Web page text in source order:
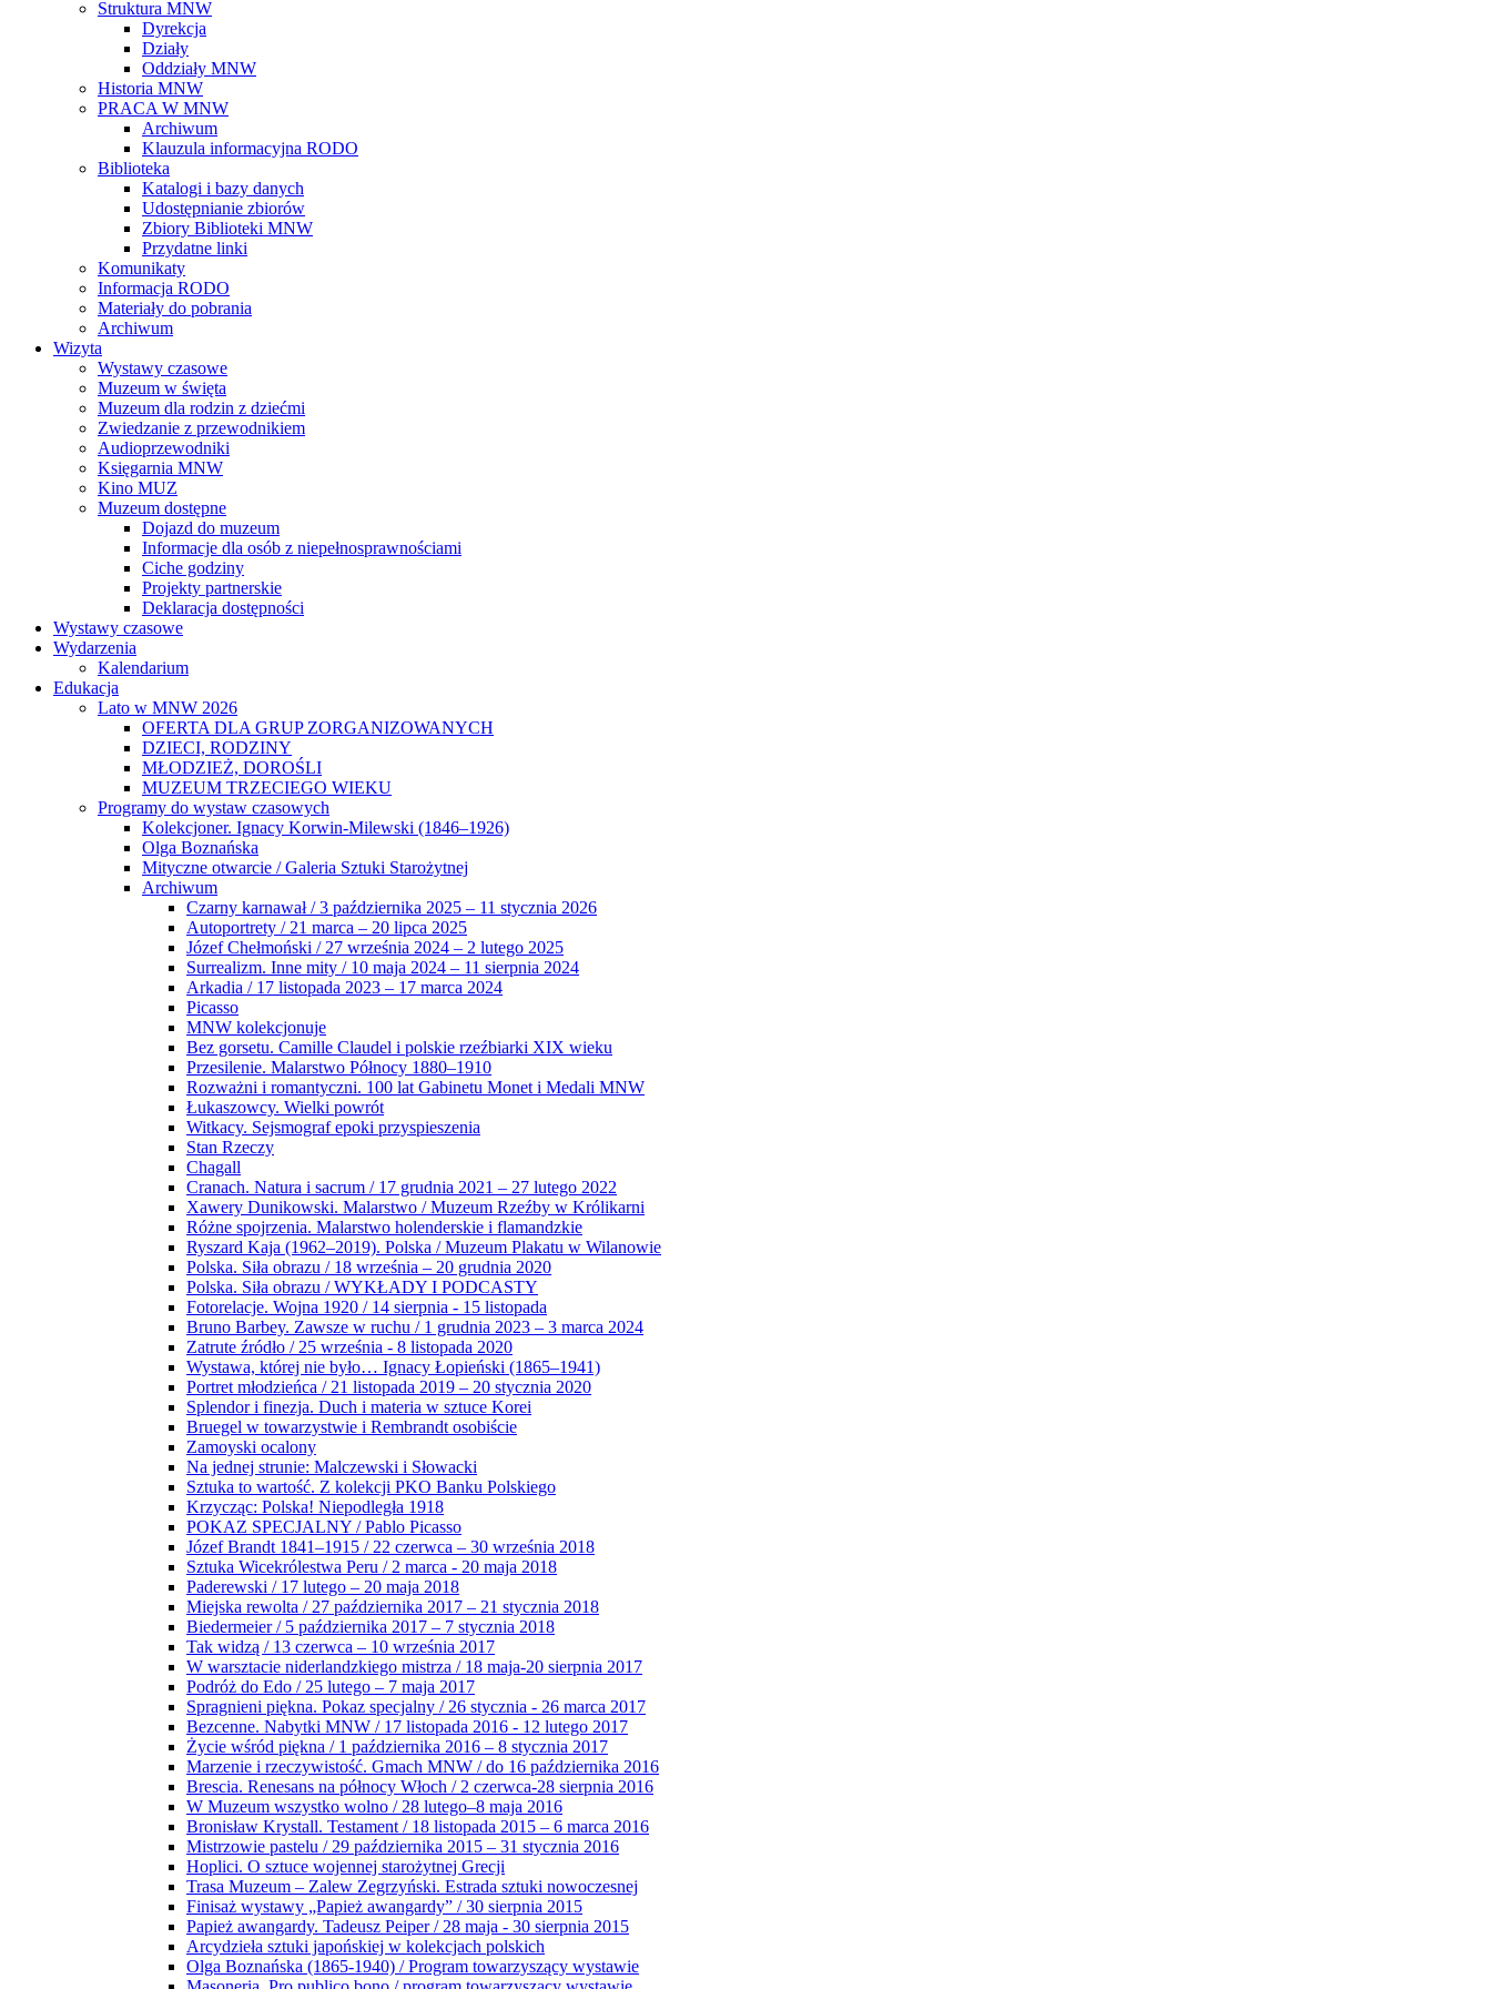
Struktura MNW
Dyrekcja
Działy
Oddziały MNW
Historia MNW
PRACA W MNW
Archiwum
Klauzula informacyjna RODO
Biblioteka
Katalogi i bazy danych
Udostępnianie zbiorów
Zbiory Biblioteki MNW
Przydatne linki
Komunikaty
Informacja RODO
Materiały do pobrania
Archiwum
Wizyta
Wystawy czasowe
Muzeum w święta
Muzeum dla rodzin z dziećmi
Zwiedzanie z przewodnikiem
Audioprzewodniki
Księgarnia MNW
Kino MUZ
Muzeum dostępne
Dojazd do muzeum
Informacje dla osób z niepełnosprawnościami
Ciche godziny
Projekty partnerskie
Deklaracja dostępności
Wystawy czasowe
Wydarzenia
Kalendarium
Edukacja
Lato w MNW 2026
OFERTA DLA GRUP ZORGANIZOWANYCH
DZIECI, RODZINY
MŁODZIEŻ, DOROŚLI
MUZEUM TRZECIEGO WIEKU
Programy do wystaw czasowych
Kolekcjoner. Ignacy Korwin-Milewski (1846–1926)
Olga Boznańska
Mityczne otwarcie / Galeria Sztuki Starożytnej
Archiwum
Czarny karnawał / 3 października 2025 – 11 stycznia 2026
Autoportrety / 21 marca – 20 lipca 2025
Józef Chełmoński / 27 września 2024 – 2 lutego 2025
Surrealizm. Inne mity / 10 maja 2024 – 11 sierpnia 2024
Arkadia / 17 listopada 2023 – 17 marca 2024
Picasso
MNW kolekcjonuje
Bez gorsetu. Camille Claudel i polskie rzeźbiarki XIX wieku
Przesilenie. Malarstwo Północy 1880–1910
Rozważni i romantyczni. 100 lat Gabinetu Monet i Medali MNW
Łukaszowcy. Wielki powrót
Witkacy. Sejsmograf epoki przyspieszenia
Stan Rzeczy
Chagall
Cranach. Natura i sacrum / 17 grudnia 2021 – 27 lutego 2022
Xawery Dunikowski. Malarstwo / Muzeum Rzeźby w Królikarni
Różne spojrzenia. Malarstwo holenderskie i flamandzkie
Ryszard Kaja (1962–2019). Polska / Muzeum Plakatu w Wilanowie
Polska. Siła obrazu / 18 września – 20 grudnia 2020
Polska. Siła obrazu / WYKŁADY I PODCASTY
Fotorelacje. Wojna 1920 / 14 sierpnia - 15 listopada
Bruno Barbey. Zawsze w ruchu / 1 grudnia 2023 – 3 marca 2024
Zatrute źródło / 25 września - 8 listopada 2020
Wystawa, której nie było… Ignacy Łopieński (1865–1941)
Portret młodzieńca / 21 listopada 2019 – 20 stycznia 2020
Splendor i finezja. Duch i materia w sztuce Korei
Bruegel w towarzystwie i Rembrandt osobiście
Zamoyski ocalony
Na jednej strunie: Malczewski i Słowacki
Sztuka to wartość. Z kolekcji PKO Banku Polskiego
Krzycząc: Polska! Niepodległa 1918
POKAZ SPECJALNY / Pablo Picasso
Józef Brandt 1841–1915 / 22 czerwca – 30 września 2018
Sztuka Wicekrólestwa Peru / 2 marca - 20 maja 2018
Paderewski / 17 lutego – 20 maja 2018
Miejska rewolta / 27 października 2017 – 21 stycznia 2018
Biedermeier / 5 października 2017 – 7 stycznia 2018
Tak widzą / 13 czerwca – 10 września 2017
W warsztacie niderlandzkiego mistrza / 18 maja-20 sierpnia 2017
Podróż do Edo / 25 lutego – 7 maja 2017
Spragnieni piękna. Pokaz specjalny / 26 stycznia - 26 marca 2017
Bezcenne. Nabytki MNW / 17 listopada 2016 - 12 lutego 2017
Życie wśród piękna / 1 października 2016 – 8 stycznia 2017
Marzenie i rzeczywistość. Gmach MNW / do 16 października 2016
Brescia. Renesans na północy Włoch / 2 czerwca-28 sierpnia 2016
W Muzeum wszystko wolno / 28 lutego–8 maja 2016
Bronisław Krystall. Testament / 18 listopada 2015 – 6 marca 2016
Mistrzowie pastelu / 29 października 2015 – 31 stycznia 2016
Hoplici. O sztuce wojennej starożytnej Grecji
Trasa Muzeum – Zalew Zegrzyński. Estrada sztuki nowoczesnej
Finisaż wystawy „Papież awangardy” / 30 sierpnia 2015
Papież awangardy. Tadeusz Peiper / 28 maja - 30 sierpnia 2015
Arcydzieła sztuki japońskiej w kolekcjach polskich
Olga Boznańska (1865-1940) / Program towarzyszący wystawie